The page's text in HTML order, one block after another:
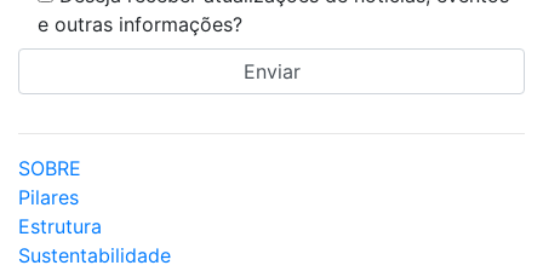
e outras informações?
SOBRE
Pilares
Estrutura
Sustentabilidade